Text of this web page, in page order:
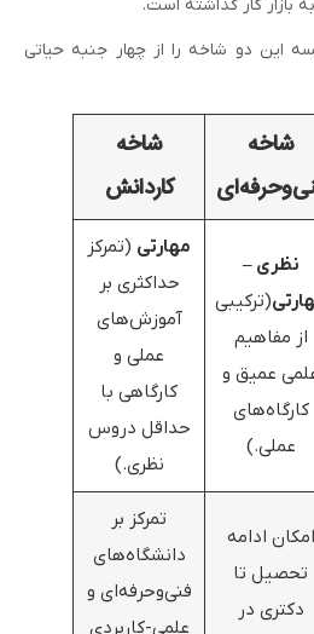
بازار کار گذاشته است.
این دو شاخه را از چهار جنبه حیاتی
شاخه
شاخه
کاردانش
نظری –
(ترکیبی
از مفاهیم
عمیق و
کارگاه‌های
عملی.)
مهارتی (تمرکز
حداکثری بر
آموزش‌های
عملی و
کارگاهی با
حداقل دروس
نظری.)
امکان ادامه
تحصیل تا
دکتری در
تمرکز بر
دانشگاه‌های
فنی‌وحرفه‌ای و
علمی-کاربردی